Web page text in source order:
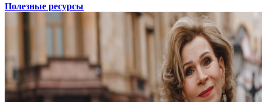
Полезные ресурсы